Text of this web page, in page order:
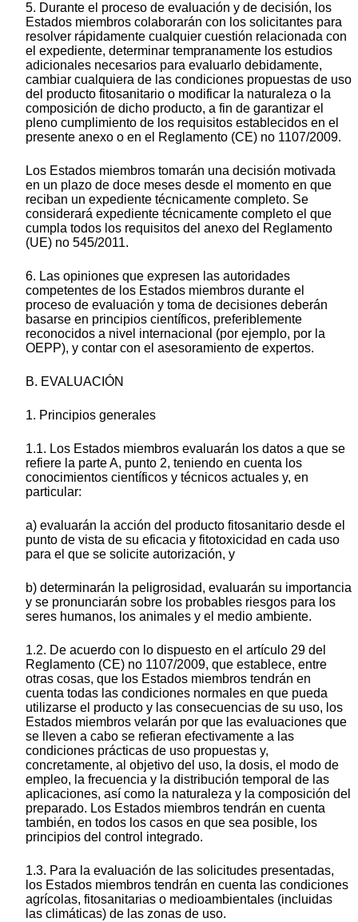
5. Durante el proceso de evaluación y de decisión, los
Estados miembros colaborarán con los solicitantes para
resolver rápidamente cualquier cuestión relacionada con
el expediente, determinar tempranamente los estudios
adicionales necesarios para evaluarlo debidamente,
cambiar cualquiera de las condiciones propuestas de uso
del producto fitosanitario o modificar la naturaleza o la
composición de dicho producto, a fin de garantizar el
pleno cumplimiento de los requisitos establecidos en el
presente anexo o en el Reglamento (CE) no 1107/2009.
Los Estados miembros tomarán una decisión motivada
en un plazo de doce meses desde el momento en que
reciban un expediente técnicamente completo. Se
considerará expediente técnicamente completo el que
cumpla todos los requisitos del anexo del Reglamento
(UE) no 545/2011.
6. Las opiniones que expresen las autoridades
competentes de los Estados miembros durante el
proceso de evaluación y toma de decisiones deberán
basarse en principios científicos, preferiblemente
reconocidos a nivel internacional (por ejemplo, por la
OEPP), y contar con el asesoramiento de expertos.
B. EVALUACIÓN
1. Principios generales
1.1. Los Estados miembros evaluarán los datos a que se
refiere la parte A, punto 2, teniendo en cuenta los
conocimientos científicos y técnicos actuales y, en
particular:
a) evaluarán la acción del producto fitosanitario desde el
punto de vista de su eficacia y fitotoxicidad en cada uso
para el que se solicite autorización, y
b) determinarán la peligrosidad, evaluarán su importancia
y se pronunciarán sobre los probables riesgos para los
seres humanos, los animales y el medio ambiente.
1.2. De acuerdo con lo dispuesto en el artículo 29 del
Reglamento (CE) no 1107/2009, que establece, entre
otras cosas, que los Estados miembros tendrán en
cuenta todas las condiciones normales en que pueda
utilizarse el producto y las consecuencias de su uso, los
Estados miembros velarán por que las evaluaciones que
se lleven a cabo se refieran efectivamente a las
condiciones prácticas de uso propuestas y,
concretamente, al objetivo del uso, la dosis, el modo de
empleo, la frecuencia y la distribución temporal de las
aplicaciones, así como la naturaleza y la composición del
preparado. Los Estados miembros tendrán en cuenta
también, en todos los casos en que sea posible, los
principios del control integrado.
1.3. Para la evaluación de las solicitudes presentadas,
los Estados miembros tendrán en cuenta las condiciones
agrícolas, fitosanitarias o medioambientales (incluidas
las climáticas) de las zonas de uso.